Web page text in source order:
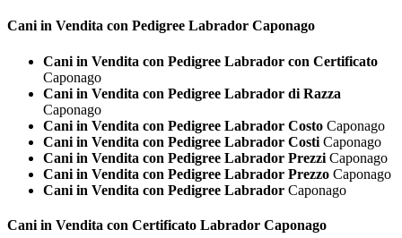
Cani in Vendita con Pedigree Labrador Caponago
Cani in Vendita con Pedigree Labrador con Certificato
Caponago
Cani in Vendita con Pedigree Labrador di Razza
Caponago
Cani in Vendita con Pedigree Labrador Costo Caponago
Cani in Vendita con Pedigree Labrador Costi Caponago
Cani in Vendita con Pedigree Labrador Prezzi Caponago
Cani in Vendita con Pedigree Labrador Prezzo Caponago
Cani in Vendita con Pedigree Labrador Caponago
Cani in Vendita con Certificato Labrador Caponago